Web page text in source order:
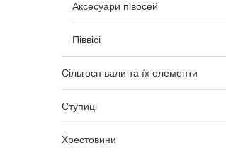
Аксесуари півосей
Піввісі
Сільгосп вали та їх елементи
Ступиці
Хрестовини